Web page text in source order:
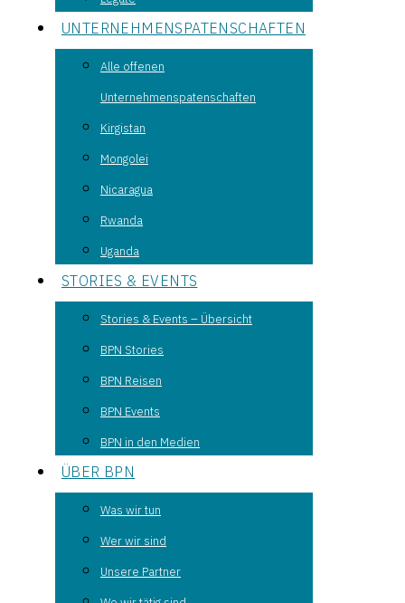
UNTERNEHMENSPATENSCHAFTEN
Alle offenen
Unternehmenspatenschaften
Kirgistan
Mongolei
Nicaragua
Rwanda
Uganda
STORIES & EVENTS
Stories & Events – Übersicht
BPN Stories
BPN Reisen
BPN Events
BPN in den Medien
ÜBER BPN
Was wir tun
Wer wir sind
Unsere Partner